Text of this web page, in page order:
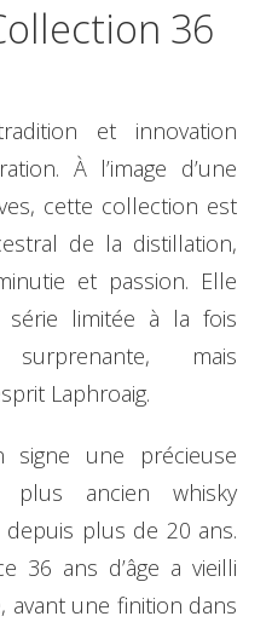
36
et innovation
À l’image d’une
cette collection est
de la distillation,
et passion. Elle
limitée à la fois
mais
Laphroaig.
signe une précieuse
ancien whisky
plus de 20 ans.
36 ans d’âge a vieilli
avant une finition dans